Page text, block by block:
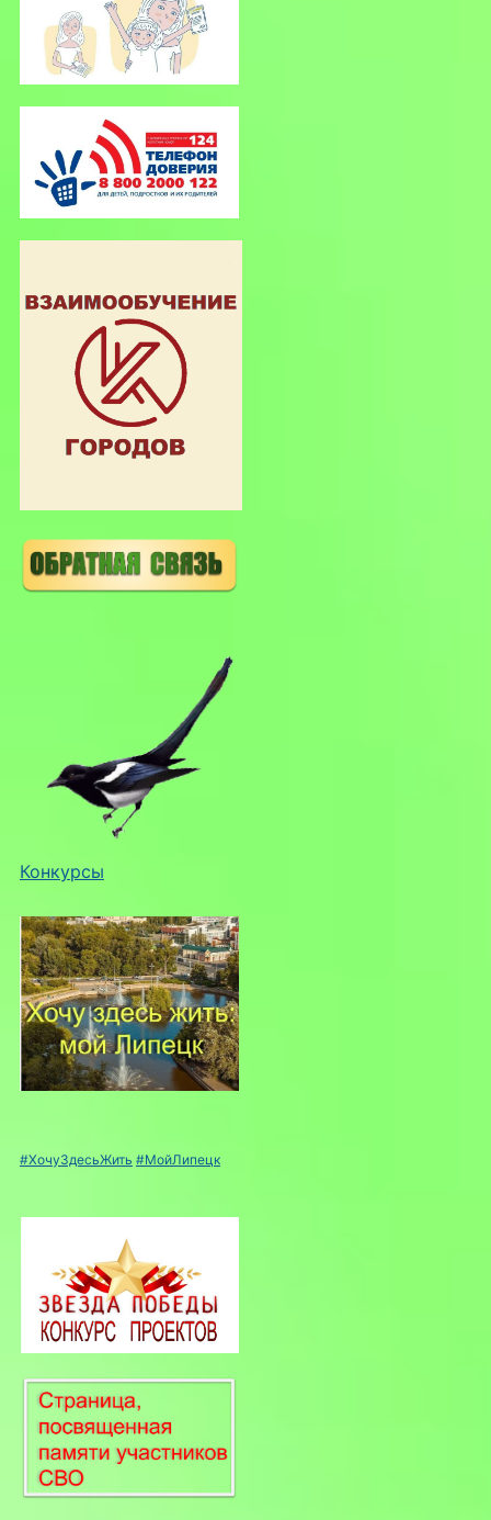
Конкурсы
#ХочуЗдесьЖить #МойЛипецк